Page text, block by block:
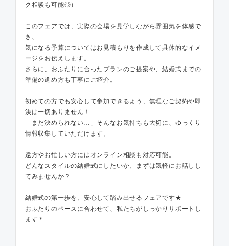
ク相談も可能◎）
このフェアでは、実際の会場を見学しながら雰囲気を体感で
き、
気になる予算についてはお見積もりを作成して具体的なイメ
ージをお伝えします。
さらに、おふたりに合ったプランのご提案や、結婚式までの
準備の進め方も丁寧にご紹介。
初めての方でも安心して参加できるよう、無理なご契約や即
決は一切ありません！
「まだ決められない…」そんなお気持ちも大切に、ゆっくり
情報収集していただけます。
遠方やお忙しい方にはオンライン相談も対応可能。
どんなスタイルの結婚式にしたいか、まずは気軽にお話しし
てみませんか？
結婚式の第一歩を、安心して踏み出せるフェアです★
おふたりのペースに合わせて、私たちがしっかりサポートし
ます＊